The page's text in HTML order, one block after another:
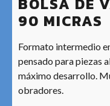
90 MICRAS
Formato intermedio
pensado para piezas
máximo desarrollo.
obradores.